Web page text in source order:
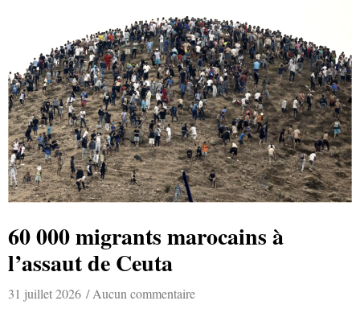
60 000 migrants marocains à
l’assaut de Ceuta
31 juillet 2026
Aucun commentaire